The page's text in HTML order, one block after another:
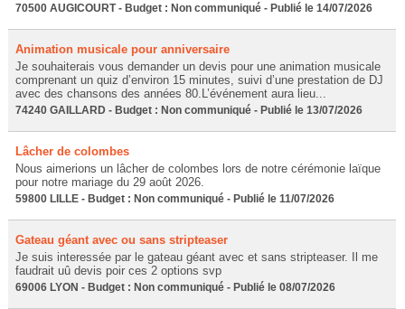
70500 AUGICOURT - Budget : Non communiqué - Publié le 14/07/2026
Animation musicale pour anniversaire
Je souhaiterais vous demander un devis pour une animation musicale
comprenant un quiz d’environ 15 minutes, suivi d’une prestation de DJ
avec des chansons des années 80.L’événement aura lieu...
74240 GAILLARD - Budget : Non communiqué - Publié le 13/07/2026
Lâcher de colombes
Nous aimerions un lâcher de colombes lors de notre cérémonie laïque
pour notre mariage du 29 août 2026.
59800 LILLE - Budget : Non communiqué - Publié le 11/07/2026
Gateau géant avec ou sans stripteaser
Je suis interessée par le gateau géant avec et sans stripteaser. Il me
faudrait uû devis poir ces 2 options svp
69006 LYON - Budget : Non communiqué - Publié le 08/07/2026